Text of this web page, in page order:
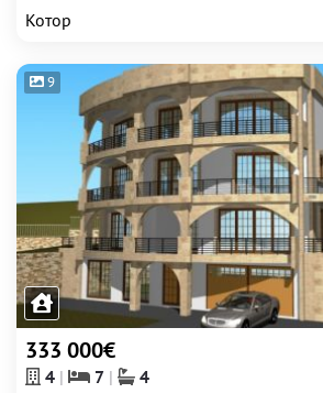
Котор
9
333 000€
4 7
4